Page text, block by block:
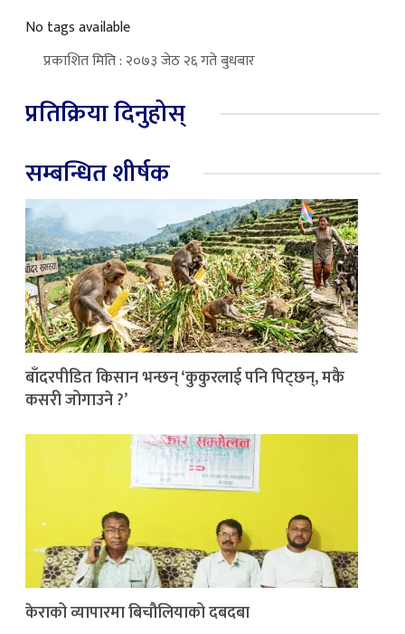
No tags available
प्रकाशित मिति : २०७३ जेठ २६ गते बुधबार
प्रतिक्रिया दिनुहोस्
सम्बन्धित शीर्षक
बाँदरपीडित किसान भन्छन् ‘कुकुरलाई पनि पिट्छन्, मकै
कसरी जोगाउने ?’
केराको व्यापारमा बिचौलियाको दबदबा